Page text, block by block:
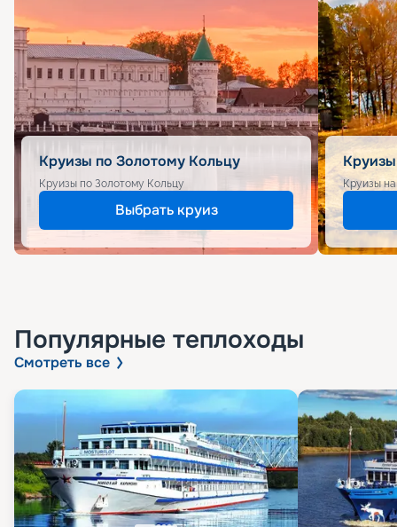
Круизы по Золотому Кольцу
Круизы по Золотому Кольцу
Выбрать круиз
Круизы
Популярные теплоходы
Смотреть все